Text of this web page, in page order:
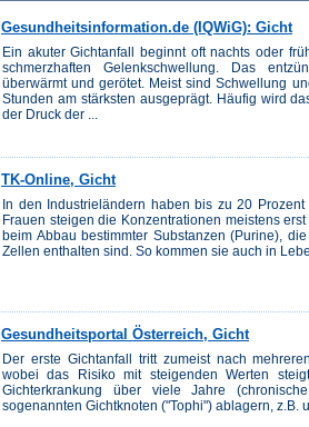
Gesundheitsinformation.de (IQWiG): Gicht
Ein akuter Gichtanfall beginnt oft nachts oder
schmerzhaften Gelenkschwellung. Das
überwärmt und gerötet. Meist sind Schwellung
Stunden am stärksten ausgeprägt. Häufig wird
der Druck der ...
TK-Online, Gicht
In den Industrieländern haben bis zu 20
Frauen steigen die Konzentrationen meistens
beim Abbau bestimmter Substanzen (Purine),
Zellen enthalten sind. So kommen sie auch in
Gesundheitsportal Österreich, Gicht
Der erste Gichtanfall tritt zumeist nach
wobei das Risiko mit steigenden Werten
Gichterkrankung über viele Jahre
sogenannten Gichtknoten ("Tophi") ablagern, z.B.